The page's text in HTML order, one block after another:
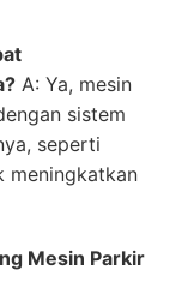
A: Ya, mesin
sistem
seperti
meningkatkan
Mesin Parkir